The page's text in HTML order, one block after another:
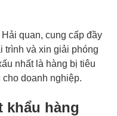
quan, cung cấp đầy
trình và xin giải phóng
nhất là hàng bị tiêu
doanh nghiệp.
khẩu hàng